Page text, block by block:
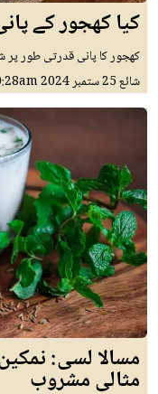
کیا کھجور کے
کھجور کا پانی قدرتی طور پر
شائع25 ستمبر 2024
مسالا لسی:
مثالی مشروب